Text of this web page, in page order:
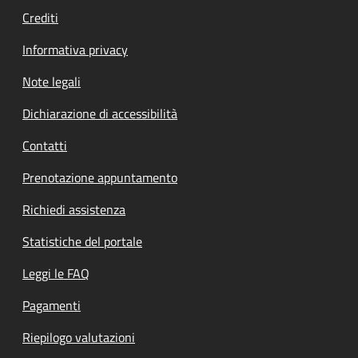
Crediti
Informativa privacy
Note legali
Dichiarazione di accessibilità
Contatti
Prenotazione appuntamento
Richiedi assistenza
Statistiche del portale
Leggi le FAQ
Pagamenti
Riepilogo valutazioni